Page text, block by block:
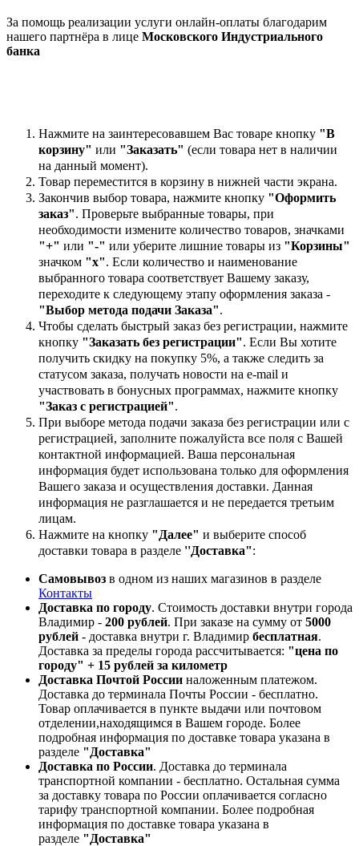
За помощь реализации услуги онлайн-оплаты благодарим
нашего партнёра в лице Московского Индустриального
банка
Нажмите на заинтересовавшем Вас товаре кнопку "В
корзину" или "Заказать" (если товара нет в наличии
на данный момент).
Товар переместится в корзину в нижней части экрана.
Закончив выбор товара, нажмите кнопку "Оформить
заказ". Проверьте выбранные товары, при
необходимости измените количество товаров, значками
"+" или "-" или уберите лишние товары из "Корзины"
значком "х". Если количество и наименование
выбранного товара соответствует Вашему заказу,
переходите к следующему этапу оформления заказа -
"Выбор метода подачи Заказа".
Чтобы сделать быстрый заказ без регистрации, нажмите
кнопку "Заказать без регистрации". Если Вы хотите
получить скидку на покупку 5%, а также следить за
статусом заказа, получать новости на e-mail и
участвовать в бонусных программах, нажмите кнопку
"Заказ с регистрацией".
При выборе метода подачи заказа без регистрации или с
регистрацией, заполните пожалуйста все поля с Вашей
контактной информацией. Ваша персональная
информация будет использована только для оформления
Вашего заказа и осуществления доставки. Данная
информация не разглашается и не передается третьим
лицам.
Нажмите на кнопку "Далее" и выберите способ
доставки товара в разделе ''Доставка":
Самовывоз в одном из наших магазинов в разделе
Контакты
Доставка по городу. Стоимость доставки внутри города
Владимир - 200 рублей. При заказе на сумму от 5000
рублей - доставка внутри г. Владимир бесплатная.
Доставка за пределы города рассчитывается: "цена по
городу" + 15 рублей за километр
Доставка Почтой России наложенным платежом.
Доставка до терминала Почты России - бесплатно.
Товар оплачивается в пункте выдачи или почтовом
отделении,находящимся в Вашем городе. Более
подробная информация по доставке товара указана в
разделе "Доставка"
Доставка по России. Доставка до терминала
транспортной компании - бесплатно. Остальная сумма
за доставку товара по России оплачивается согласно
тарифу транспортной компании. Более подробная
информация по доставке товара указана в
разделе "Доставка"